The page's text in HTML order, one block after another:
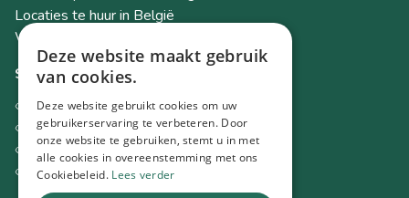
Locaties te huur in België
Workshop Academy
Socials
Instagram
Facebook
TikTok
LinkedIn
Deze website maakt gebruik
van cookies.
Deze website gebruikt cookies om uw
gebruikerservaring te verbeteren. Door
onze website te gebruiken, stemt u in met
alle cookies in overeenstemming met ons
Cookiebeleid. Lees verder